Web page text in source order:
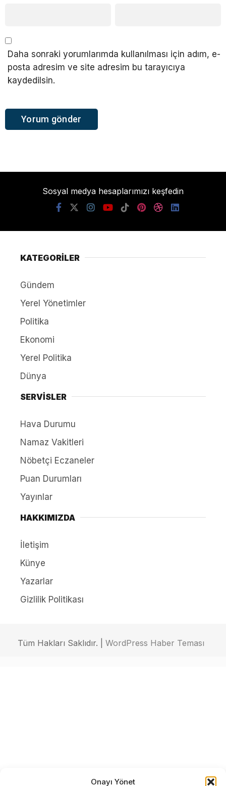
Onayı Yönet
Daha sonraki yorumlarımda kullanılması için adım, e-
posta adresim ve site adresim bu tarayıcıya
kaydedilsin.
Sosyal medya hesaplarımızı keşfedin
KATEGORİLER
Gündem
Yerel Yönetimler
Politika
Ekonomi
Yerel Politika
Dünya
SERVİSLER
Hava Durumu
Namaz Vakitleri
Nöbetçi Eczaneler
Puan Durumları
Yayınlar
HAKKIMIZDA
İletişim
Künye
Yazarlar
Gizlilik Politikası
Tüm Hakları Saklıdır. | WordPress Haber Teması